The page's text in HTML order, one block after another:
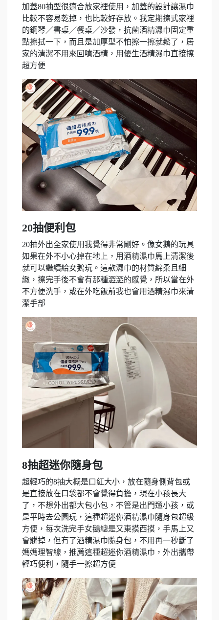
加蓋80抽型很適合放家裡使用，加蓋的設計讓濕巾
比較不容易乾掉，也比較好存放。我定期擦式家裡
的鋼琴／書桌／餐桌／沙發，抗菌酒精濕巾固定重
點擦拭一下，而且是加厚型不怕擦一擦就鬆了，居
家的清潔不用來回噴酒精，用優生酒精濕巾直接擦
超方便
20抽便利包
20抽外出全家使用我覺得非常剛好。像女鵝的玩具
如果在外不小心掉在地上，用酒精濕巾馬上清潔後
就可以繼續給女鵝玩。這款濕巾的材質綿柔且細
緻，擦完手後不會有那種澀澀的感覺，所以當在外
不方便洗手，或在外吃飯前我也會用酒精濕巾來清
潔手部
8抽超迷你隨身包
超輕巧的8抽大概是口紅大小，放在隨身側背包或
是直接放在口袋都不會覺得負擔，現在小孩長大
了，不想外出都大包小包，不管是出門遛小孩，或
是平時去公園玩，這種超迷你酒精濕巾隨身包超級
方便，每次洗完手女鵝總是又東摸西摸，手馬上又
會髒掉，但有了酒精濕巾隨身包，不用再一秒斷了
媽媽理智線，推薦這種超迷你酒精濕巾，外出攜帶
輕巧便利，隨手一擦超方便